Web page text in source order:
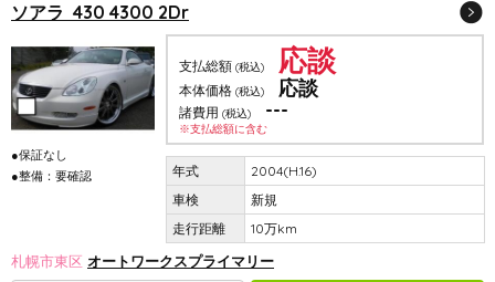
ソアラ 430 4300 2Dr
●保証なし
●整備：要確認
支払総額 (税込) 応談
本体価格 (税込) 応談
諸費用 (税込) ---
※支払総額に含む
2004(H.16)
新規
10万km
札幌市東区 オートワークスプライマリー